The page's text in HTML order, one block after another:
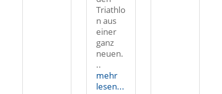
Triathlo
n aus
einer
ganz
neuen.
..
mehr
lesen...